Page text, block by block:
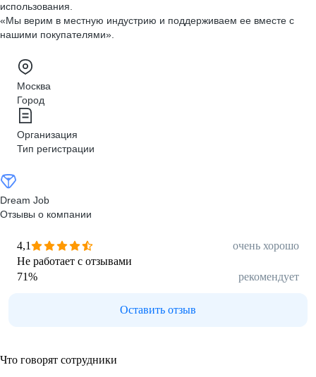
использования.
«Мы верим в местную индустрию и поддерживаем ее вместе с
нашими покупателями».
Москва
Город
Организация
Тип регистрации
Dream Job
Отзывы о компании
4,1
очень хорошо
Не работает с отзывами
71% рекомендует
Оставить отзыв
Что говорят сотрудники